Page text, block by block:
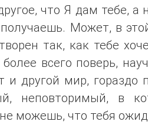
что Я дам тебе, а
Может, в
так, как тебе
всего поверь,
и другой мир, гораздо
неповторимый, в
можешь, что тебя